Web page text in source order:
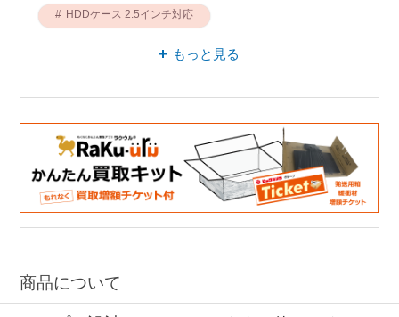
HDDケース 2.5インチ対応
もっと見る
商品について